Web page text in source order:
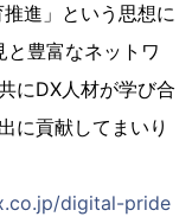
進」という思想に
豊富なネットワ
にDX人材が学び合
に貢献してまいり
digital-pride